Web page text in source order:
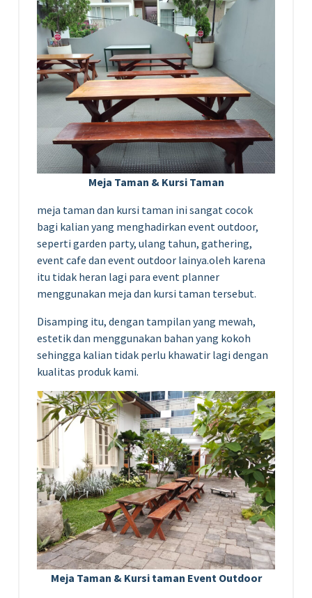
Meja Taman & Kursi Taman
meja taman dan kursi taman ini sangat cocok
bagi kalian yang menghadirkan event outdoor,
seperti garden party, ulang tahun, gathering,
event cafe dan event outdoor lainya.oleh karena
itu tidak heran lagi para event planner
menggunakan meja dan kursi taman tersebut.
Disamping itu, dengan tampilan yang mewah,
estetik dan menggunakan bahan yang kokoh
sehingga kalian tidak perlu khawatir lagi dengan
kualitas produk kami.
Meja Taman & Kursi taman Event Outdoor